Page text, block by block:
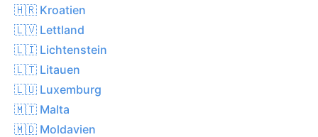
🇭🇷 Kroatien
🇱🇻 Lettland
🇱🇮 Lichtenstein
🇱🇹 Litauen
🇱🇺 Luxemburg
🇲🇹 Malta
🇲🇩 Moldavien